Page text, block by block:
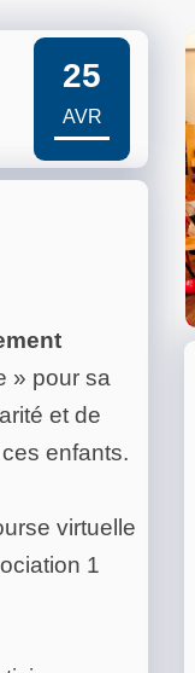
25
AVR
» pour sa
et de
enfants.
virtuelle
1